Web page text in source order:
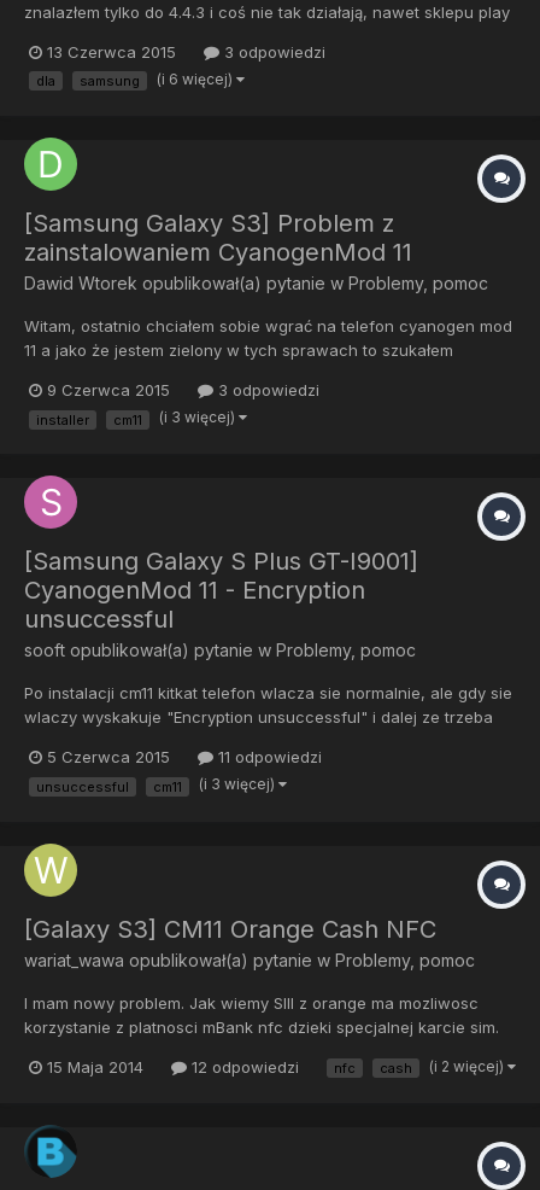
znalazłem tylko do 4.4.3 i coś nie tak działają, nawet sklepu play
13 Czerwca 2015
3 odpowiedzi
dla samsung (i 6 więcej)
[Samsung Galaxy S3] Problem z
zainstalowaniem CyanogenMod 11
Dawid Wtorek opublikował(a) pytanie w Problemy, pomoc
Witam, ostatnio chciałem sobie wgrać na telefon cyanogen mod
11 a jako że jestem zielony w tych sprawach to szukałem
T-mobile, bez roota itd. Nic w nim nigdy nie grzebałem. Stąd
moje pytanie czy ten link co podałem wyżej to bezpieczna opc...
9 Czerwca 2015 3 odpowiedzi
installer cm11 (i 3 więcej)
[Samsung Galaxy S Plus GT-I9001]
CyanogenMod 11 - Encryption
unsuccessful
sooft opublikował(a) pytanie w Problemy, pomoc
Po instalacji cm11 kitkat telefon wlacza sie normalnie, ale gdy sie
wlaczy wyskakuje "Encryption unsuccessful" i dalej ze trzeba
normalnie?
5 Czerwca 2015 11 odpowiedzi
unsuccessful cm11 (i 3 więcej)
[Galaxy S3] CM11 Orange Cash NFC
wariat_wawa opublikował(a) pytanie w Problemy, pomoc
I mam nowy problem. Jak wiemy SIII z orange ma mozliwosc
korzystanie z platnosci mBank nfc dzieki specjalnej karcie sim.
niebrandowanym od Samunga. Natomiast na CM11 nightly 11-
tagow. Wcz...
15 Maja 2014 12 odpowiedzi nfc cash (i 2 więcej)